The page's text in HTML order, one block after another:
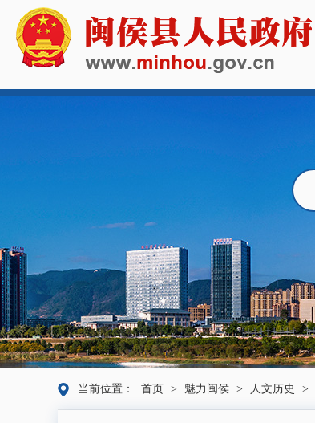
当前位置： 首页 > 魅力闽侯 > 人文历史 >